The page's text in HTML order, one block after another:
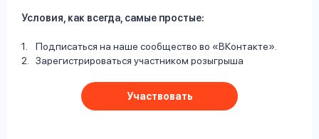
Условия, как всегда, самые простые:
Подписаться на наше сообщество во «ВКонтакте».
Зарегистрироваться участником розыгрыша
Участвовать